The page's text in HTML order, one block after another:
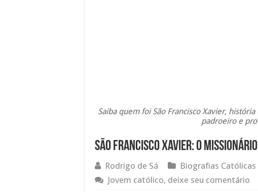
Saiba quem foi São Francisco Xavier,
padroeiro e
São Francisco Xavier: o
Rodrigo de Sá
Biografias Católicas
Jovem católico, deixe seu comentário